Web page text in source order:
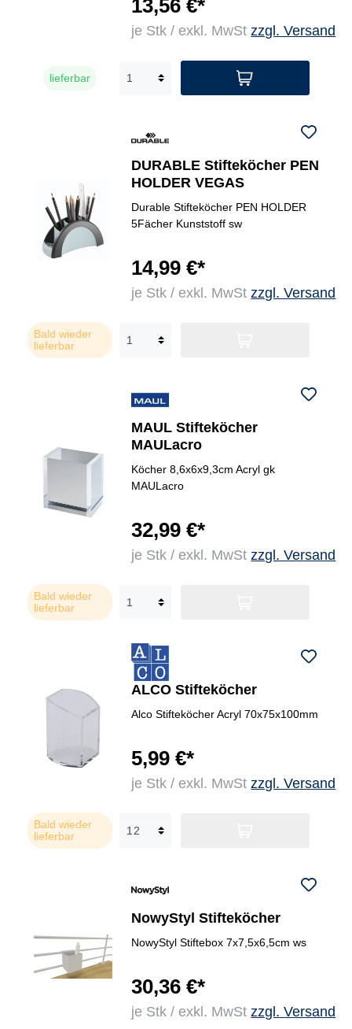
13,56 €*
je Stk / exkl. MwStzzgl. Versand
lieferbar
DURABLE Stifteköcher PEN
HOLDER VEGAS
Durable Stifteköcher PEN HOLDER
5Fächer Kunststoff sw
14,99 €*
je Stk / exkl. MwStzzgl. Versand
Bald wieder
lieferbar
MAUL Stifteköcher
MAULacro
Köcher 8,6x6x9,3cm Acryl gk
MAULacro
32,99 €*
je Stk / exkl. MwStzzgl. Versand
Bald wieder
lieferbar
ALCO Stifteköcher
Alco Stifteköcher Acryl 70x75x100mm
5,99 €*
je Stk / exkl. MwStzzgl. Versand
Bald wieder
lieferbar
NowyStyl Stifteköcher
NowyStyl Stiftebox 7x7,5x6,5cm ws
30,36 €*
je Stk / exkl. MwStzzgl. Versand